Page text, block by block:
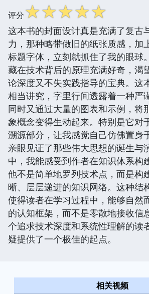
评分☆☆☆☆☆
这本书的封面设计真是充满了复古
力，那种略带做旧的纸张质感，加
标题字体，立刻就抓住了我的眼球
藏在技术背后的原理充满好奇，渴
论深度又不失实践指导的宝典。这
相当讲究，字里行间透露着一种严
同时又通过大量的图表和示例，将
象概念变得生动起来。特别是它对
溯源部分，让我感觉自己仿佛置身
亲眼见证了那些伟大思想的诞生与
中，我能感受到作者在知识体系构
他不是简单地罗列技术点，而是构
晰、层层递进的知识网络。这种结
使得读者在学习过程中，能够自然
的认知框架，而不是零散地接收信
个追求技术深度和系统性理解的读
疑提供了一个极佳的起点。
相关视频